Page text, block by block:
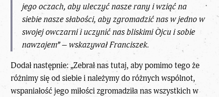
jego oczach, aby uleczyć nasze rany i wziąć na
siebie nasze słabości, aby zgromadzić nas w jedno w
swojej owczarni i uczynić nas bliskimi Ojcu i sobie
nawzajem” – wskazywał Franciszek.
Dodał następnie: „Zebrał nas tutaj, aby pomimo tego że
różnimy się od siebie i należymy do różnych wspólnot,
wspaniałość jego miłości zgromadziła nas wszystkich w